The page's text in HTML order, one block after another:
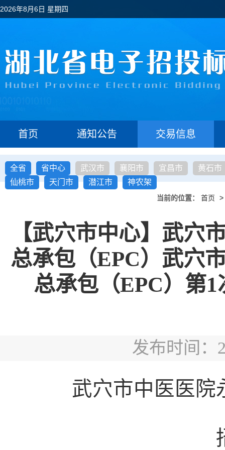
2026年8月6日 星期四
首页 通知公告 交易信息
全省 省中心 武汉市 襄阳市 宜昌市
黄石市
仙桃市
天门市 潜江市 神农架
当前的位置： 首页 >
【武穴市中心】武穴
总承包（EPC）武穴
总承包（EPC）第
发布时间：
武穴市中医医院